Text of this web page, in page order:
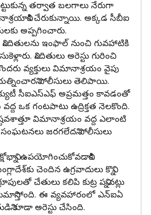
తర్వాత బలగాలు నేరుగా
చేరుకున్నాయి. అక్కడ సీబీఐ
అప్పగించారు.
ఇంఫాల్ నుంచి గువహాటికి
నిందితులు అరెస్టు గురించి
వ్యక్తులు విమానాశ్రయం వైపు
పోలీసులు తెలిపాయి.
సీఐఎస్ఎఫ్ అప్రమత్తం కావడంతో
ఒక గంటపాటు ఉద్రిక్తత నెలకొంది.
విమానాశ్రయం వద్ద ఎలాంటి
జరగలేదని పోలీసులు
ఉపయోగించుకోవడానికి
చెందిన ఉగ్రవాదులు కొన్ని
చేతులు కలిపి కుట్ర పన్నినట్లు
ఈ వ్యవహారంలో ఎన్ఐఏ
కూడా అరెస్టు చేసింది.